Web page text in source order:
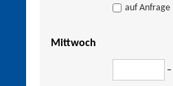
auf Anfrage
Mittwoch
–